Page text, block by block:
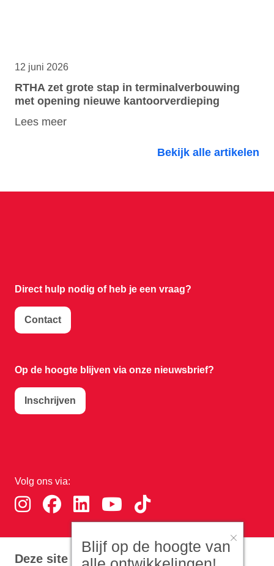
Deze site gebruikt cookies
12 juni 2026
RTHA zet grote stap in terminalverbouwing
met opening nieuwe kantoorverdieping
Lees meer
Bekijk alle artikelen
Direct hulp nodig ofheb je een vraag?
Contact
Op de hoogte blijven via onze nieuwsbrief?
Inschrijven
Volg ons via:
Download de RTHA app:Blijf op de hoogte van